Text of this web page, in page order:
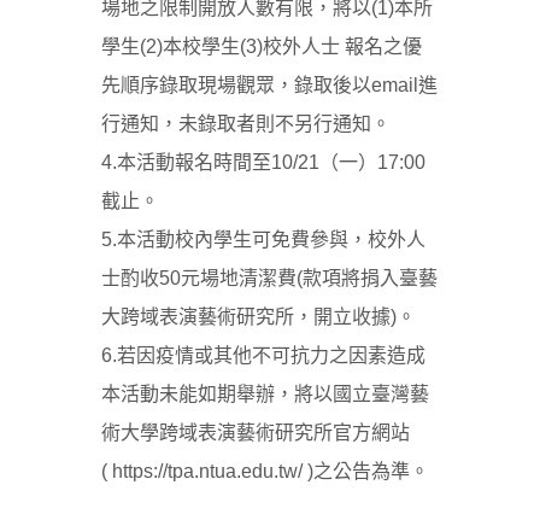
場地之限制開放人數有限，將以(1)本所
學生(2)本校學生(3)校外人士 報名之優
先順序錄取現場觀眾，錄取後以email進
行通知，未錄取者則不另行通知。
4.本活動報名時間至10/21（一）17:00
截止。
5.本活動校內學生可免費參與，校外人
士酌收50元場地清潔費(款項將捐入臺藝
大跨域表演藝術研究所，開立收據)。
6.若因疫情或其他不可抗力之因素造成
本活動未能如期舉辦，將以國立臺灣藝
術大學跨域表演藝術研究所官方網站
( https://tpa.ntua.edu.tw/)之公告為準。